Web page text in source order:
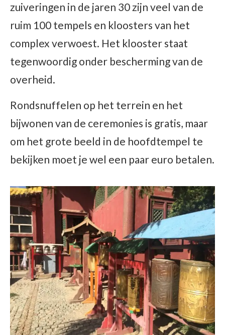
zuiveringen in de jaren 30 zijn veel van de
ruim 100 tempels en kloosters van het
complex verwoest. Het klooster staat
tegenwoordig onder bescherming van de
overheid.
Rondsnuffelen op het terrein en het
bijwonen van de ceremonies is gratis, maar
om het grote beeld in de hoofdtempel te
bekijken moet je wel een paar euro betalen.